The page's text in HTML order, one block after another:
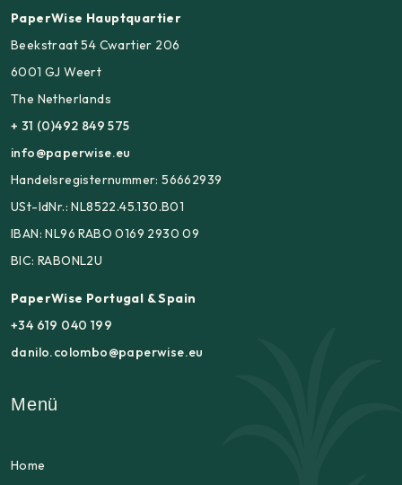
PaperWise Hauptquartier
Beekstraat 54 Cwartier 206
6001 GJ Weert
The Netherlands
+ 31 (0)492 849 575
info@paperwise.eu
Handelsregisternummer: 56662939
USt-IdNr.: NL8522.45.130.B01
IBAN: NL96 RABO 0169 2930 09
BIC: RABONL2U
PaperWise Portugal & Spain
+34 619 040 199
danilo.colombo@paperwise.eu
Menü
Home